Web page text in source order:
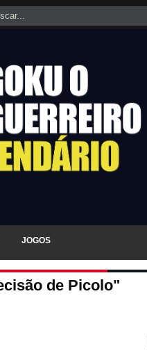
JOGOS
de Picolo"